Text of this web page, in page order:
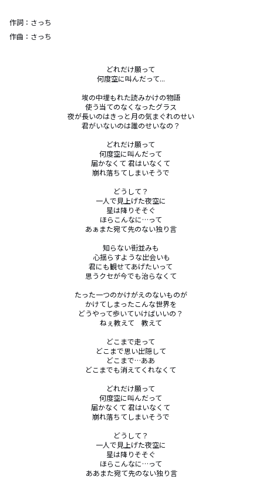
作詞： さっち
作曲： さっち
どれだけ願って
何度空に叫んだって...
埃の中埋もれた読みかけの物語
使う当てのなくなったグラス
夜が長いのはきっと月の気まぐれのせい
君がいないのは誰のせいなの？
どれだけ願って
何度空に叫んだって
届かなくて 君はいなくて
崩れ落ちてしまいそうで
どうして？
一人で見上げた夜空に
星は降りそそぐ
ほらこんなに…って
あぁまた宛て先のない独り言
知らない街並みも
心揺らすような出会いも
君にも観せてあげたいって
思うクセが今でも治らなくて
たった一つのかけがえのないものが
かけてしまったこんな世界を
どうやって歩いていけばいいの？
ねぇ教えて　教えて
どこまで走って
どこまで思い出隠して
どこまで…ああ
どこまでも消えてくれなくて
どれだけ願って
何度空に叫んだって
届かなくて 君はいなくて
崩れ落ちてしまいそうで
どうして？
一人で見上げた夜空に
星は降りそそぐ
ほらこんなに…って
ああまた宛て先のない独り言